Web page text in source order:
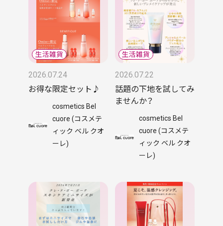
2026.07.24
お得な限定セット♪
cosmetics Bel
cuore (コスメテ
ィック ベル クオ
ーレ)
2026.07.22
話題の下地を試してみ
ませんか？
cosmetics Bel
cuore (コスメテ
ィック ベル クオ
ーレ)